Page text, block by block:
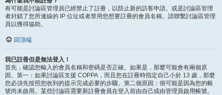
有可能是討論區管理員已經禁止了註冊，以防止新的訪客申請。或是討論區管理
者封鎖了您所連線的 IP 位址或者禁用您想要註冊的會員名稱。請聯繫討論區管理
員以獲得協助。
回頂端
我已註冊但是無法登入！
首先，確認您輸入的會員名稱和密碼是否正確。如果是，那麼可能會有兩個原
因。第一：如果討論區支援 COPPA，而且您在註冊時指定自己小於 13 歲，那麼
您必須先按照您收到的提示完成必要的步驟。第二個原因：很可能是因為您的帳
號尚未啟用。某些討論區需要新註冊會員在登入前由自己或由管理員啟用帳號。